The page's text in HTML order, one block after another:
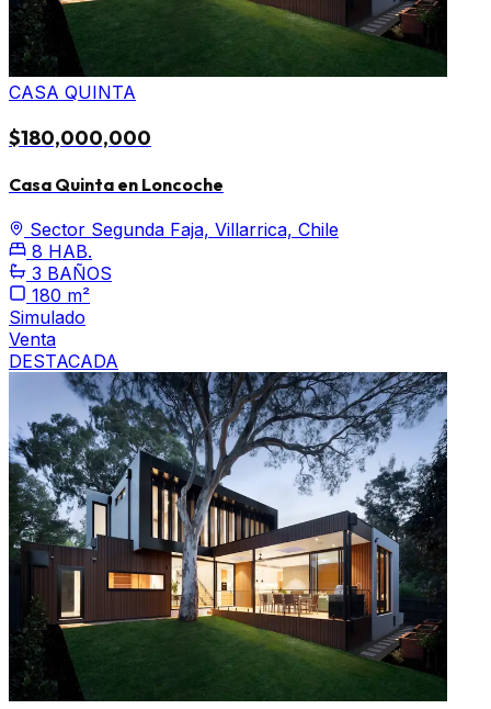
CASA QUINTA
$180,000,000
Casa Quinta en Loncoche
Sector Segunda Faja, Villarrica, Chile
8 HAB.
3 BAÑOS
180 m²
Simulado
Venta
DESTACADA